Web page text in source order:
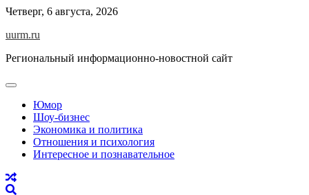
Skip
content
Четверг, 6 августа, 2026
uurm.ru
Региональный информационно-новостной сайт
Юмор
Шоу-бизнес
Экономика и политика
Отношения и психология
Интересное и познавательное